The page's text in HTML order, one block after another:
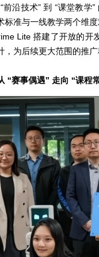
前沿技术” 到 “课堂教
标准与一线教学两个维
Lite 搭建了开放的
为后续更大范围的推广
“赛事偶遇” 走向 “课程